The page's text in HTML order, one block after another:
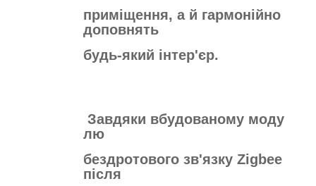
приміщення, а й гармонійно
доповнять
будь-який інтер'єр.
Завдяки вбудованому моду
лю
бездротового зв'язку Zigbee
після